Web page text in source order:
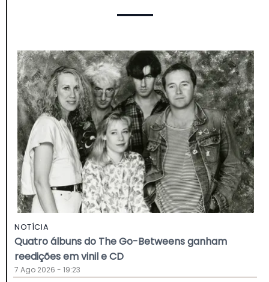
NOTÍCIA
Quatro álbuns do The Go-Betweens ganham
reedições em vinil e CD
7 Ago 2026 - 19:23